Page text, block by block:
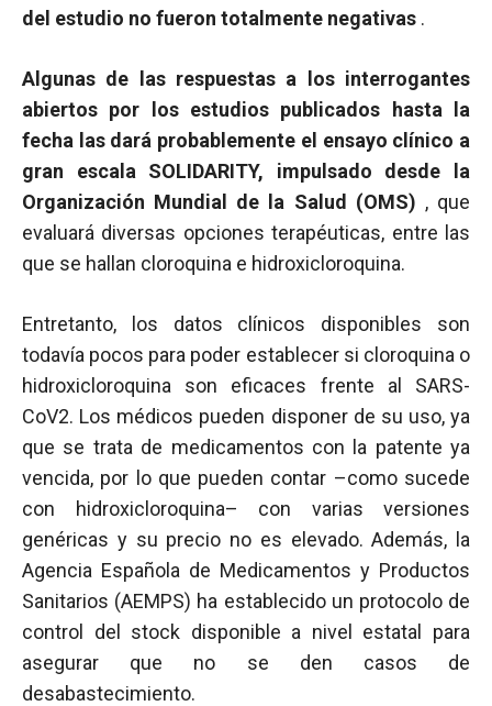
del estudio no fueron totalmente negativas .
Algunas de las respuestas a los interrogantes
abiertos por los estudios publicados hasta la
fecha las dará probablemente el ensayo clínico a
gran escala SOLIDARITY, impulsado desde la
Organización Mundial de la Salud (OMS) , que
evaluará diversas opciones terapéuticas, entre las
que se hallan cloroquina e hidroxicloroquina.
Entretanto, los datos clínicos disponibles son
todavía pocos para poder establecer si cloroquina o
hidroxicloroquina son eficaces frente al SARS-
CoV2. Los médicos pueden disponer de su uso, ya
que se trata de medicamentos con la patente ya
vencida, por lo que pueden contar –como sucede
con hidroxicloroquina– con varias versiones
genéricas y su precio no es elevado. Además, la
Agencia Española de Medicamentos y Productos
Sanitarios (AEMPS) ha establecido un protocolo de
control del stock disponible a nivel estatal para
asegurar que no se den casos de
desabastecimiento.